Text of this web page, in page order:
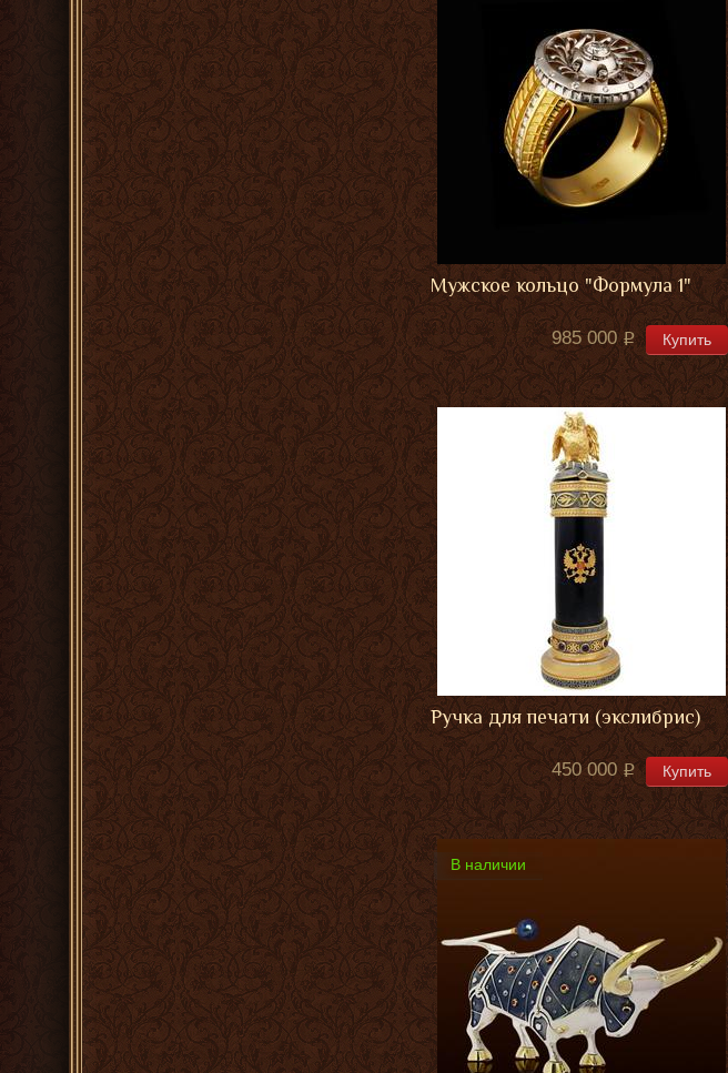
Мужское кольцо "Формула 1"
985 000 Купить
Ручка для печати (экслибрис)
450 000 Купить
В наличии